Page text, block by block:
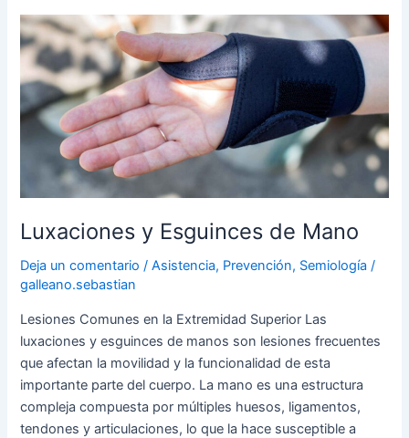
Luxaciones y Esguinces de Mano
Deja un comentario /Asistencia, Prevención, Semiología /
galleano.sebastian
Lesiones Comunes en la Extremidad Superior Las
luxaciones y esguinces de manos son lesiones frecuentes
que afectan la movilidad y la funcionalidad de esta
importante parte del cuerpo. La mano es una estructura
compleja compuesta por múltiples huesos, ligamentos,
tendones y articulaciones, lo que la hace susceptible a
Luxaciones
y
Esguinces
de
Mano